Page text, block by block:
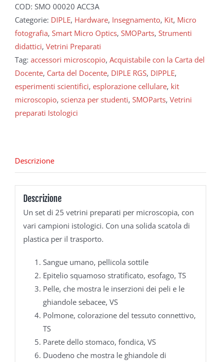
COD: SMO 00020 ACC3A
Categorie: DIPLE, Hardware, Insegnamento, Kit, Micro
fotografia, Smart Micro Optics, SMOParts, Strumenti
didattici, Vetrini Preparati
Tag: accessori microscopio, Acquistabile con la Carta del
Docente, Carta del Docente, DIPLE RGS, DIPPLE,
esperimenti scientifici, esplorazione cellulare, kit
microscopio, scienza per studenti, SMOParts, Vetrini
preparati Istologici
Descrizione
Descrizione
Un set di 25 vetrini preparati per microscopia, con
vari campioni istologici. Con una solida scatola di
plastica per il trasporto.
Sangue umano, pellicola sottile
Epitelio squamoso stratificato, esofago, TS
Pelle, che mostra le inserzioni dei peli e le
ghiandole sebacee, VS
Polmone, colorazione del tessuto connettivo,
TS
Parete dello stomaco, fondica, VS
Duodeno che mostra le ghiandole di